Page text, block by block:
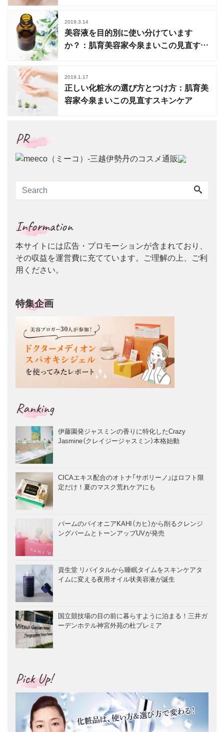
2019.3.14
美容液を目的別に使い分けています
か？：肌育美容家今泉まいこの見直すス
2019.1.17
正しい化粧水の選び方とつけ方：肌育美
容家今泉まいこの見直すスキンケア
PR
Information
本サイトには広告・プロモーションが含まれており、
その収益を運営費に充てています。ご理解の上、ご利
用ください。
特集企画
Ranking
伊藤園発ジャスミンの香りに特化したCrazy
Jasmine（クレイジージャスミン）本格始動
CICAエキス配合のオトナ「サボリーノ」はロフト限
定だけ！夏のマスク荒れケアにも
バームのパイオニアKAHI（カヒ）から削るクレンジ
ングバームとトーンアップUVが発売
資生堂 リバイタルから睡眠タイムをスキンケアタ
イムに変える夜用オイル状美容液が誕生
国立競技場の目の前に暮らすように泊まる！三井ガ
ーデンホテル神宮外苑の杜プレミア
Pick Up!